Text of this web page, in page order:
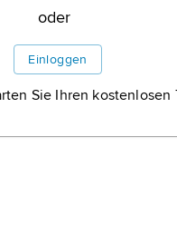
Gesamtsystem zu
oder
Einloggen
Sie Ihren kostenlosen